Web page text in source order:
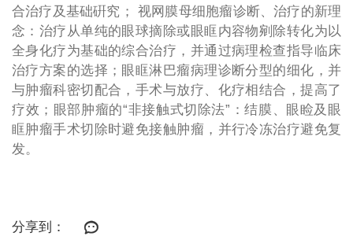
合治疗及基础硏究； 视网膜母细胞瘤诊断、治疗的新理
念：治疗从单纯的眼球摘除或眼眶内容物剜除转化为以
全身化疗为基础的综合治疗，并通过病理检查指导临床
治疗方案的选择；眼眶淋巴瘤病理诊断分型的细化，并
与肿瘤科密切配合，手术与放疗、化疗相结合，提高了
疗效；眼部肿瘤的“非接触式切除法”：结膜、眼睑及眼
眶肿瘤手术切除时避免接触肿瘤，并行冷冻治疗避免复
发。
分享到：